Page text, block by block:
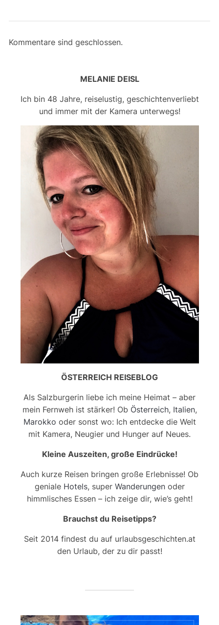
Kommentare sind geschlossen.
MELANIE DEISL
Ich bin 48 Jahre, reiselustig, geschichtenverliebt
und immer mit der Kamera unterwegs!
ÖSTERREICH REISEBLOG
Als Salzburgerin liebe ich meine Heimat – aber
mein Fernweh ist stärker! Ob Österreich, Italien,
Marokko oder sonst wo: Ich entdecke die Welt
mit Kamera, Neugier und Hunger auf Neues.
Kleine Auszeiten, große Eindrücke!
Auch kurze Reisen bringen große Erlebnisse! Ob
geniale Hotels, super Wanderungenoder
himmlisches Essen – ich zeige dir, wie’s geht!
Brauchst du Reisetipps?
Seit 2014 findest du auf urlaubsgeschichten.at
den Urlaub, der zu dir passt!